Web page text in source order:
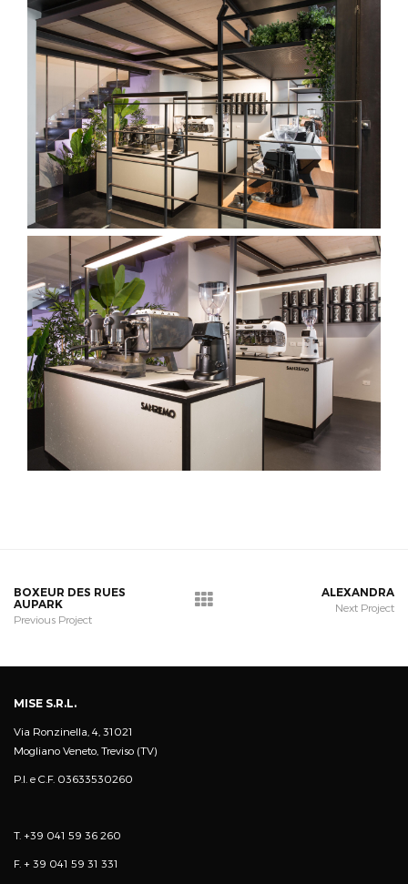
BOXEUR DES RUES
AUPARK
Previous Project
ALEXANDRA
Next Project
MISE S.R.L.
Via Ronzinella, 4, 31021
Mogliano Veneto, Treviso (TV)
P.I. e C.F. 03633530260
T. +39 041 59 36 260
F. + 39 041 59 31 331